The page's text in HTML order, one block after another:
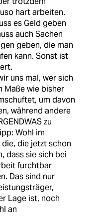
hart arbeiten.
es Geld geben
auch Sachen
geben, die man
kann. Sonst ist
uns mal, wer sich
Maße wie bisher
um davon
während andere
zu
Wohl im
die jetzt schon
dass sie sich bei
furchtbar
Das sind nur
Lage ist, noch
an